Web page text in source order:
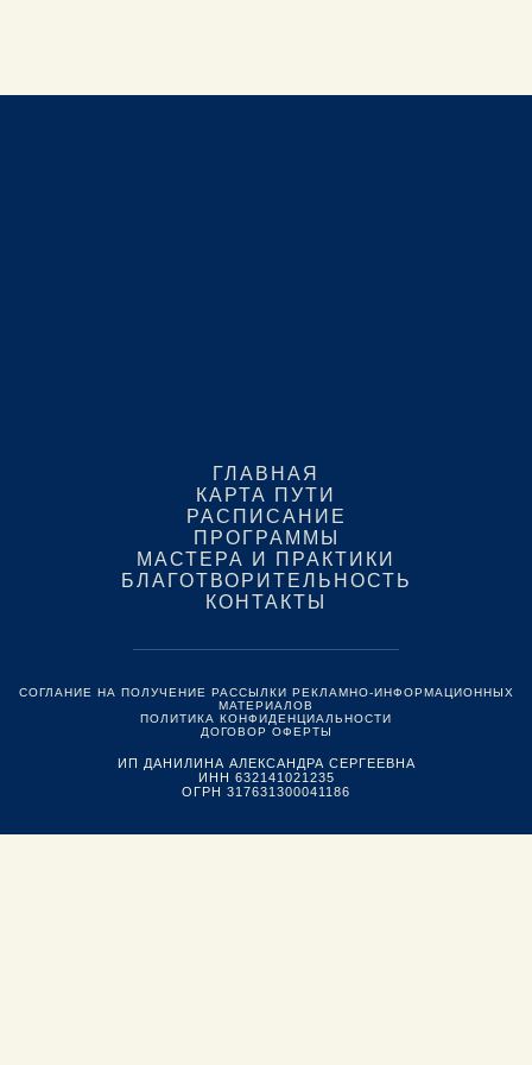
ГЛАВНАЯ
КАРТА ПУТИ
РАСПИСАНИЕ
ПРОГРАММЫ
МАСТЕРА И ПРАКТИКИ
БЛАГОТВОРИТЕЛЬНОСТЬ
КОНТАКТЫ
ИП ДАНИЛИНА АЛЕКСАНДРА СЕРГЕЕВНА
ИНН 632141021235
ОГРН 317631300041186
СОГЛАНИЕ НА ПОЛУЧЕНИЕ РАССЫЛКИ РЕКЛАМНО-ИНФОРМАЦИОННЫХ
МАТЕРИАЛОВ
ПОЛИТИКА КОНФИДЕНЦИАЛЬНОСТИ
ДОГОВОР ОФЕРТЫ